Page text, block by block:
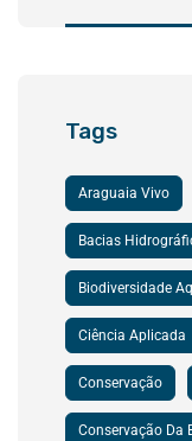
Tags
Araguaia Vivo
Bacias
Biodiversidade
Ciência Aplicada
Conservação
Conservação Da